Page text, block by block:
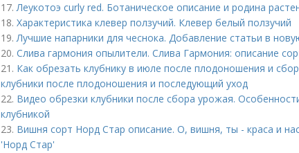
17.Леукотоэ curly red. Ботаническое описание и родина
18. Характеристика клевер ползучий. Клевер белый ползучий
19.Лучшие напарники для чеснока. Добавление статьи в
20. Слива гармония опылители. Слива Гармония: описание
21. Как обрезать клубнику в июле после плодоношения и
клубники после плодоношения и последующий уход
22. Видео обрезки клубники после сбора урожая.
клубникой
23. Вишня сорт Норд Стар описание. О, вишня, ты - краса и
'Hорд Стар'